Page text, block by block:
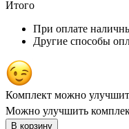
Итого
При оплате
Другие способы
Комплект можно
Можно улучшить
В корзину